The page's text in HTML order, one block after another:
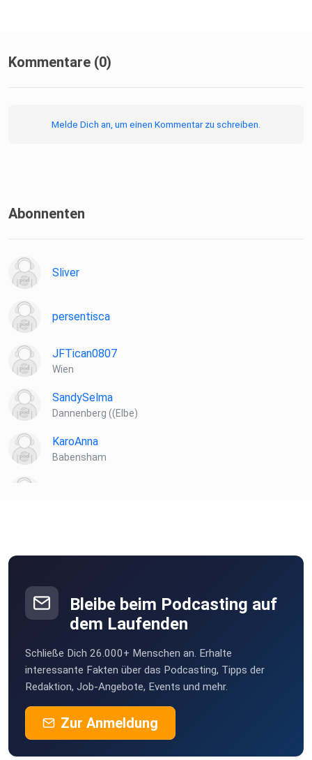
Kommentare (0)
Melde Dich an, um einen Kommentar zu schreiben.
Abonnenten
Sliver
persentisca
JFTican0807
Wien
SandySelma
Dannenberg ((Elbe)
KaroAnna
Babensham
Wien
sabs4u
Wien
Wien
Bleibe beim Podcasting auf
dem Laufenden
Schließe Dich 26.000+ Menschen an. Erhalte
interessante Fakten über das Podcasting, Tipps der
Redaktion, Job-Angebote, Events und mehr.
Zur Anmeldung